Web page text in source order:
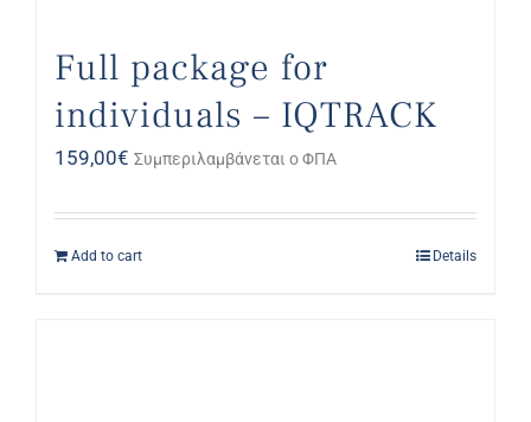
Full package for
individuals – IQTRACK
159,00€ Συμπεριλαμβάνεται ο ΦΠΑ
Add to cart Details